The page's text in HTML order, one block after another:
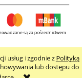
usług i zgodnie z Polityką
lub dostępu do
są za pośrednictwem